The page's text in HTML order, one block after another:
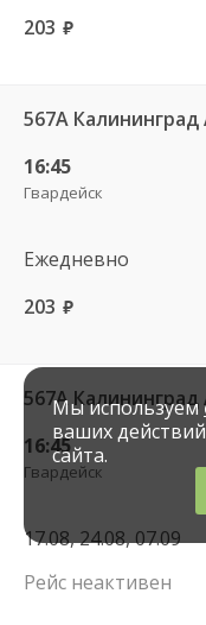
203 руб.
16:45
Гвардейск
Ежедневно
203 руб.
16:45
Гвардейск
17.08, 24.08, 07.09
Рейс неактивен
Мы используем
ваших
сайта.